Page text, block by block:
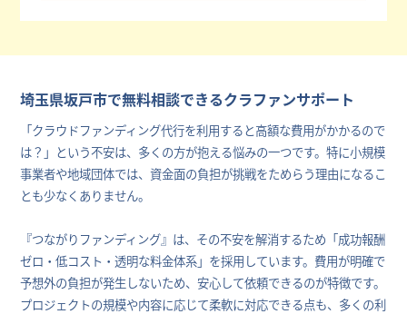
埼玉県坂戸市で無料相談できるクラファンサポート
「クラウドファンディング代行を利用すると高額な費用がかかるので
は？」という不安は、多くの方が抱える悩みの一つです。特に小規模
事業者や地域団体では、資金面の負担が挑戦をためらう理由になるこ
とも少なくありません。
『つながりファンディング』は、その不安を解消するため「成功報酬
ゼロ・低コスト・透明な料金体系」を採用しています。費用が明確で
予想外の負担が発生しないため、安心して依頼できるのが特徴です。
プロジェクトの規模や内容に応じて柔軟に対応できる点も、多くの利